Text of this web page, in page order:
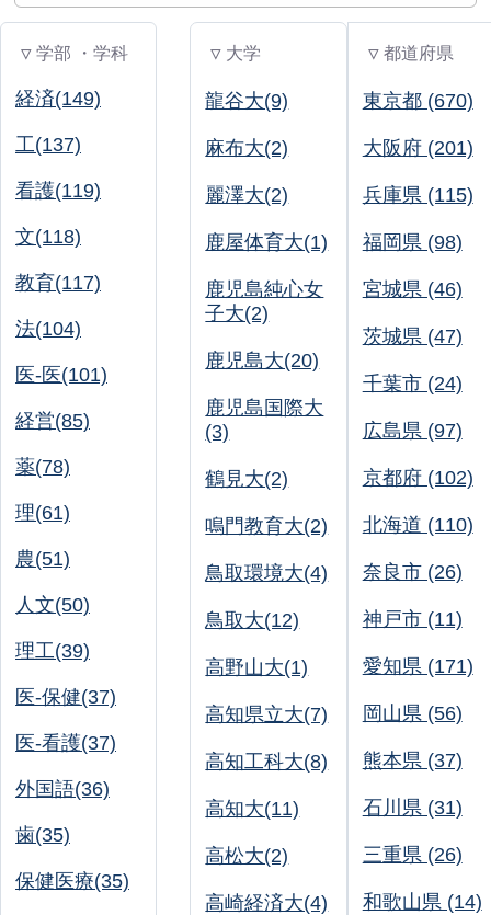
▽ 学部 ・学科
経済(149)
工(137)
看護(119)
文(118)
教育(117)
法(104)
医-医(101)
経営(85)
薬(78)
理(61)
農(51)
人文(50)
理工(39)
医-保健(37)
医-看護(37)
外国語(36)
歯(35)
保健医療(35)
▽ 大学
龍谷大(9)
麻布大(2)
麗澤大(2)
鹿屋体育大(1)
鹿児島純心女
子大(2)
鹿児島大(20)
鹿児島国際大
(3)
鶴見大(2)
鳴門教育大(2)
鳥取環境大(4)
鳥取大(12)
高野山大(1)
高知県立大(7)
高知工科大(8)
高知大(11)
高松大(2)
高崎経済大(4)
▽ 都道府県
東京都 (670)
大阪府 (201)
兵庫県 (115)
福岡県 (98)
宮城県 (46)
茨城県 (47)
千葉市 (24)
広島県 (97)
京都府 (102)
北海道 (110)
奈良市 (26)
神戸市 (11)
愛知県 (171)
岡山県 (56)
熊本県 (37)
石川県 (31)
三重県 (26)
和歌山県 (14)